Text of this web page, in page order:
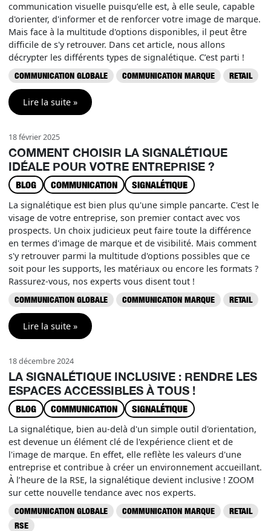
communication visuelle puisqu’elle est, à elle seule, capable
d'orienter, d'informer et de renforcer votre image de marque.
Mais face à la multitude d'options disponibles, il peut être
difficile de s'y retrouver. Dans cet article, nous allons
décrypter les différents types de signalétique. C’est parti !
COMMUNICATION GLOBALE COMMUNICATION MARQUE RETAIL
Lire la suite »
18 février 2025
COMMENT CHOISIR LA SIGNALÉTIQUE
IDÉALE POUR VOTRE ENTREPRISE ?
BLOG COMMUNICATION SIGNALÉTIQUE
La signalétique est bien plus qu'une simple pancarte. C'est le
visage de votre entreprise, son premier contact avec vos
prospects. Un choix judicieux peut faire toute la différence
en termes d'image de marque et de visibilité. Mais comment
s'y retrouver parmi la multitude d'options possibles que ce
soit pour les supports, les matériaux ou encore les formats ?
Rassurez-vous, nos experts vous disent tout !
COMMUNICATION GLOBALE COMMUNICATION MARQUE RETAIL
Lire la suite »
18 décembre 2024
LA SIGNALÉTIQUE INCLUSIVE : RENDRE LES
ESPACES ACCESSIBLES À TOUS !
BLOG COMMUNICATION SIGNALÉTIQUE
La signalétique, bien au-delà d'un simple outil d'orientation,
est devenue un élément clé de l'expérience client et de
l'image de marque. En effet, elle reflète les valeurs d'une
entreprise et contribue à créer un environnement accueillant.
À l’heure de la RSE, la signalétique devient inclusive ! ZOOM
sur cette nouvelle tendance avec nos experts.
COMMUNICATION GLOBALE COMMUNICATION MARQUE
RETAIL
RSE